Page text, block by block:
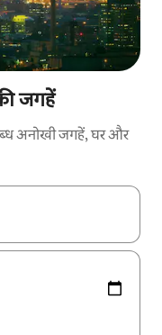
जगहें
अनोखी जगहें, घर और
की' का इस्तेमाल करके नेविगेट